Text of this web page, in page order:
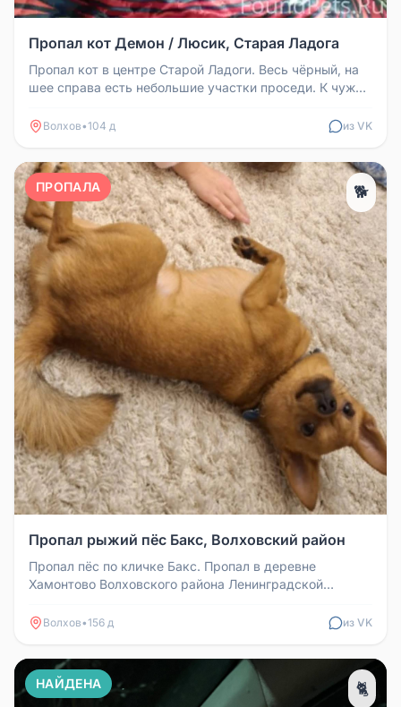
Пропал кот Демон / Люсик, Старая Ладога
Пропал кот в центре Старой Ладоги. Весь чёрный, на
шее справа есть небольшие участки проседи. К чужим
Волхов•104 д из VK
ПРОПАЛА 🐕
Пропал рыжий пёс Бакс, Волховский район
Пропал пёс по кличке Бакс. Пропал в деревне
Хамонтово Волховского района Ленинградской
Волхов•156 д из VK
НАЙДЕНА 🐈